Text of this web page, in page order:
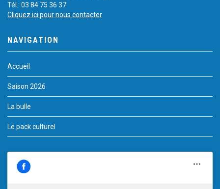
Tél.: 03 84 75 36 37
Cliquez ici pour nous contacter
NAVIGATION
Accueil
Saison 2026
La bulle
Le pack culturel